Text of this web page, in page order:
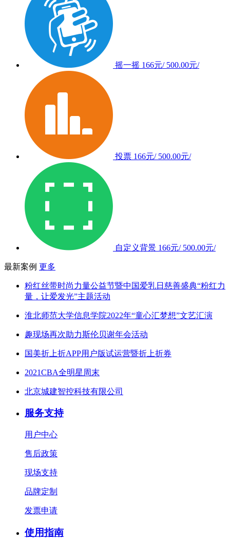
摇一摇 166元/ 500.00元/
投票 166元/ 500.00元/
自定义背景 166元/ 500.00元/
最新案例 更多
粉红丝带时尚力量公益节暨中国爱乳日慈善盛典“粉红力
量，让爱发光”主题活动
淮北师范大学信息学院2022年“童心汇梦想”文艺汇演
趣现场再次助力斯伦贝谢年会活动
国美折上折APP用户版试运营暨折上折券
2021CBA全明星周末
北京城建智控科技有限公司
服务支持
用户中心
售后政策
现场支持
品牌定制
发票申请
使用指南